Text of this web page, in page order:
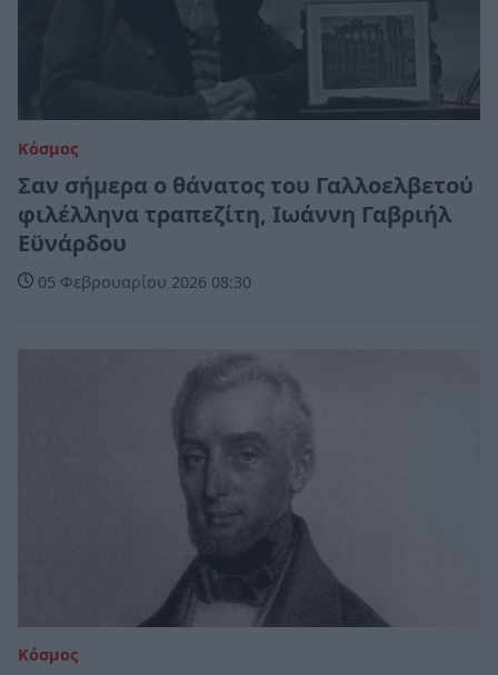
Κόσμος
Σαν σήμερα ο θάνατος του Γαλλοελβετού
φιλέλληνα τραπεζίτη, Ιωάννη Γαβριήλ
Εϋνάρδου
05 Φεβρουαρίου 2026 08:30
Κόσμος